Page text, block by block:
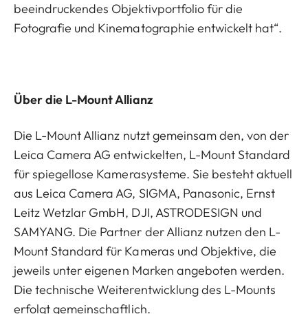
beeindruckendes Objektivportfolio für die
Fotografie und Kinematographie entwickelt hat“.
Über die L-Mount Allianz
Die L-Mount Allianz nutzt gemeinsam den, von der
Leica Camera AG entwickelten, L-Mount Standard
für spiegellose Kamerasysteme. Sie besteht aktuell
aus Leica Camera AG, SIGMA, Panasonic, Ernst
Leitz Wetzlar GmbH, DJI, ASTRODESIGN und
SAMYANG. Die Partner der Allianz nutzen den L-
Mount Standard für Kameras und Objektive, die
jeweils unter eigenen Marken angeboten werden.
Die technische Weiterentwicklung des L-Mounts
erfolgt gemeinschaftlich.